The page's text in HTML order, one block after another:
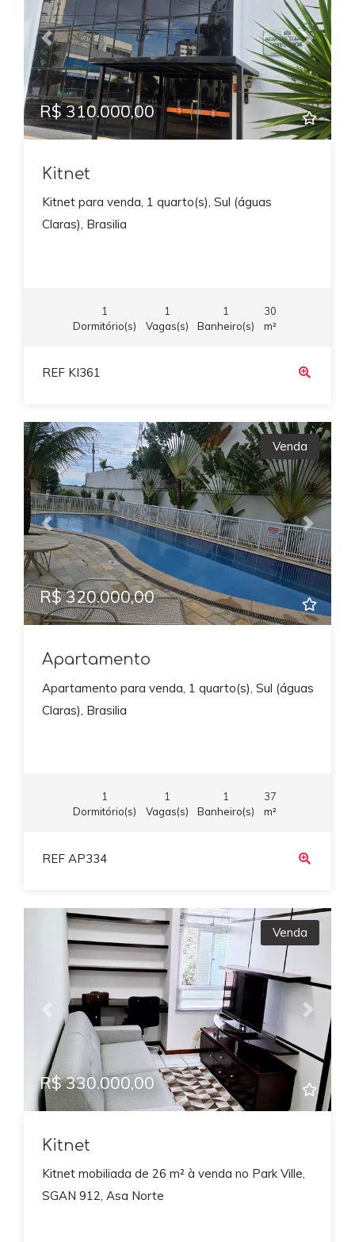
Previous Next
R$ 310.000,00
Kitnet
Kitnet para venda, 1 quarto(s), Sul (águas
Claras), Brasilia
1
Dormitório(s)
1
Vagas(s)
1
Banheiro(s)
30
m²
REF KI361
Previous Next
Venda
R$ 320.000,00
Apartamento
Apartamento para venda, 1 quarto(s), Sul (águas
Claras), Brasilia
1
Dormitório(s)
1
Vagas(s)
1
Banheiro(s)
37
m²
REF AP334
Previous Next
Venda
R$ 330.000,00
Kitnet
Kitnet mobiliada de 26 m² à venda no Park Ville,
SGAN 912, Asa Norte